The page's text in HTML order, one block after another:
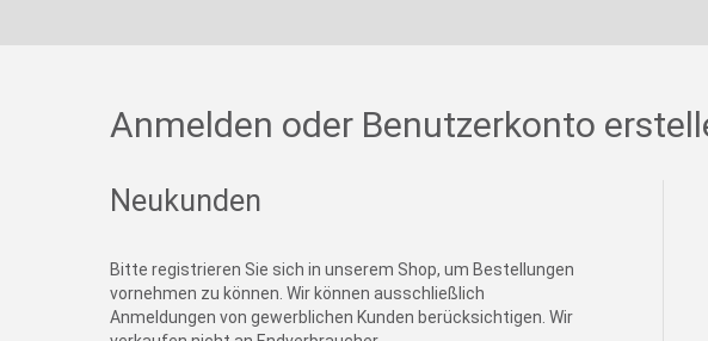
Anmelden oder Benutzerkonto
Neukunden
Bitte registrieren Sie sich in unserem Shop, um Bestellungen
vornehmen zu können. Wir können ausschließlich
Anmeldungen von gewerblichen Kunden berücksichtigen. Wir